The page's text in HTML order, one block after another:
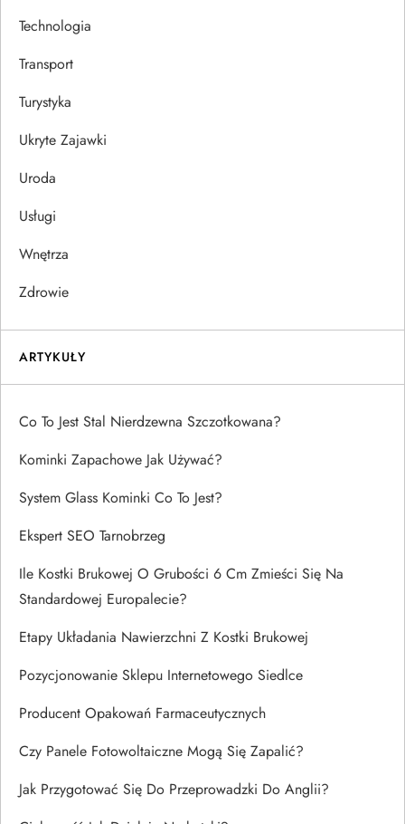
Technologia
Transport
Turystyka
Ukryte Zajawki
Uroda
Usługi
Wnętrza
Zdrowie
ARTYKUŁY
Co To Jest Stal Nierdzewna Szczotkowana?
Kominki Zapachowe Jak Używać?
System Glass Kominki Co To Jest?
Ekspert SEO Tarnobrzeg
Ile Kostki Brukowej O Grubości 6 Cm Zmieści Się Na
Standardowej Europalecie?
Etapy Układania Nawierzchni Z Kostki Brukowej
Pozycjonowanie Sklepu Internetowego Siedlce
Producent Opakowań Farmaceutycznych
Czy Panele Fotowoltaiczne Mogą Się Zapalić?
Jak Przygotować Się Do Przeprowadzki Do Anglii?